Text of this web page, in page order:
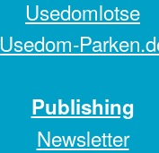
Usedomlotse
Usedom-
Publishing
Newsletter